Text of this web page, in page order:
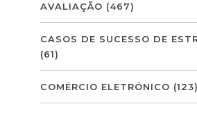
AVALIAÇÃO (467)
CASOS DE SUCESSO DE
(61)
COMÉRCIO ELETRÓNICO (123)